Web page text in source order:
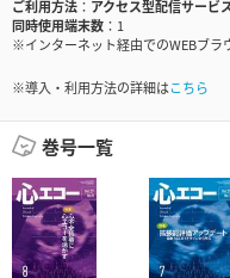
ご利用方法
アクセス型配信サービ
同時使用端末数
1
※インターネット経由でのWEBブラ
※導入・利用方法の詳細はこちら
巻号一覧